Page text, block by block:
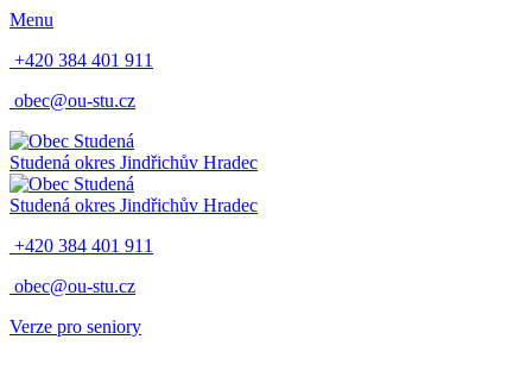
Menu
+420 384 401 911
obec@ou-stu.cz
Studená okres Jindřichův Hradec
Studená okres Jindřichův Hradec
+420 384 401 911
obec@ou-stu.cz
Verze pro seniory